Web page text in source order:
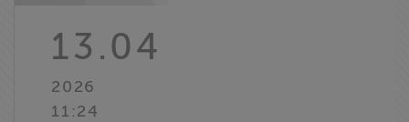
Informação
13.04
2026
11:24